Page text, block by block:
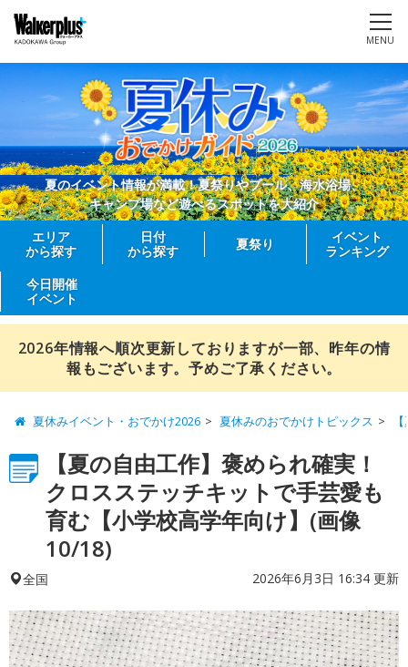
MENU
夏のイベント情報が満載！夏祭りやプール、海水浴場、
キャンプ場など遊べるスポットを大紹介
エリア
から探す
日付
から探す
夏祭り
イベント
ランキング
今日開催
イベント
2026年情報へ順次更新しておりますが一部、昨年の情
報もございます。予めご了承ください。
夏休みイベント・おでかけ2026 夏休みのおでかけトピックス
【夏の自由工作】褒められ確実！
クロスステッチキットで手芸愛も
育む【小学校高学年向け】(画像
10/18)
全国 2026年6月3日 16:34 更新